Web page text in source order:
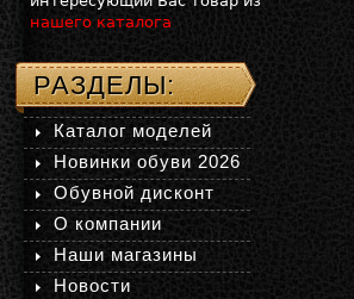
нашего каталога
РАЗДЕЛЫ:
Каталог моделей
Новинки обуви 2026
Обувной дисконт
О компании
Наши магазины
Новости